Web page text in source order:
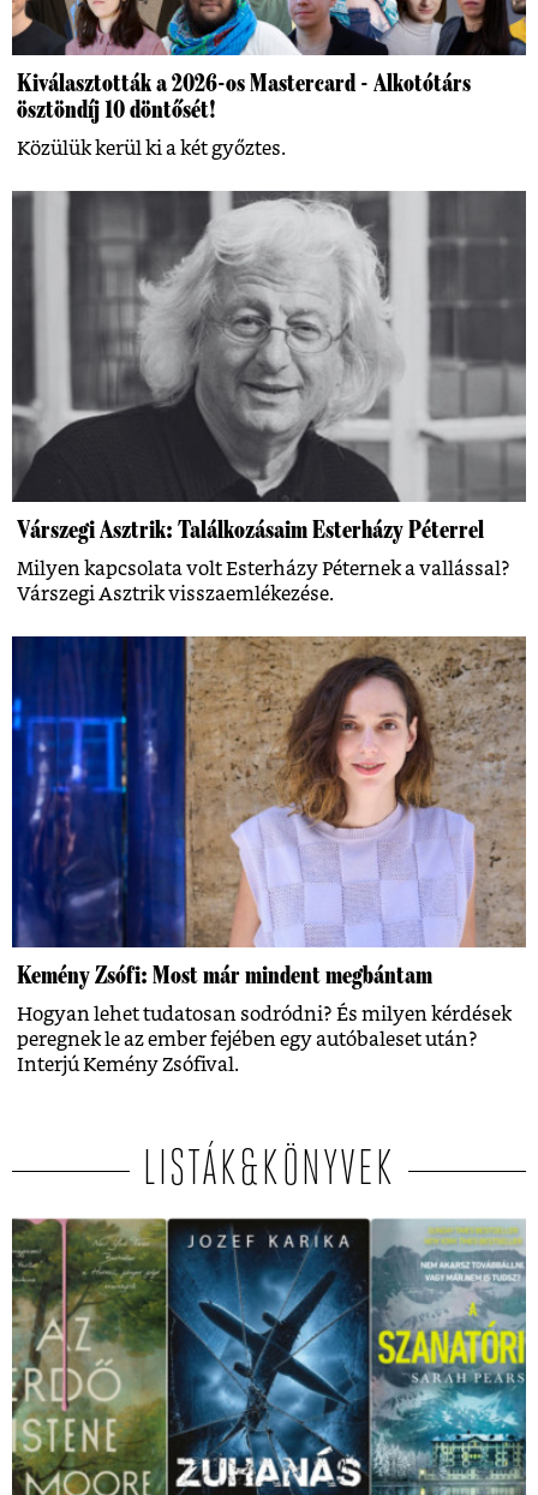
Kiválasztották a 2026-os Mastercard - Alkotótárs
ösztöndíj 10 döntősét!
Közülük kerül ki a két győztes.
Várszegi Asztrik: Találkozásaim Esterházy Péterrel
Milyen kapcsolata volt Esterházy Péternek a vallással?
Várszegi Asztrik visszaemlékezése.
Kemény Zsófi: Most már mindent megbántam
Hogyan lehet tudatosan sodródni? És milyen kérdések
peregnek le az ember fejében egy autóbaleset után?
Interjú Kemény Zsófival.
LISTÁK&KÖNYVEK